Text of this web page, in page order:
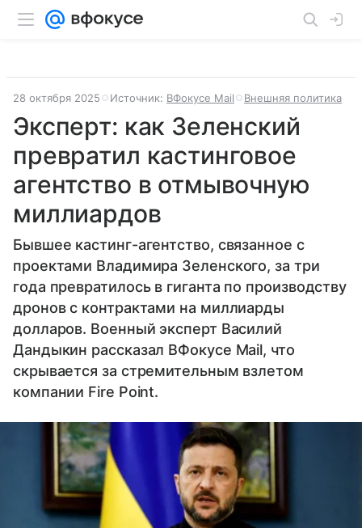
28 октября 2025 Источник: ВФокусе Mail Внешняя политика
Эксперт: как Зеленский
превратил кастинговое
агентство в отмывочную
миллиардов
Бывшее кастинг-агентство, связанное с
проектами Владимира Зеленского, за три
года превратилось в гиганта по производству
дронов с контрактами на миллиарды
долларов. Военный эксперт Василий
Дандыкин рассказал ВФокусе Mail, что
скрывается за стремительным взлетом
компании Fire Point.